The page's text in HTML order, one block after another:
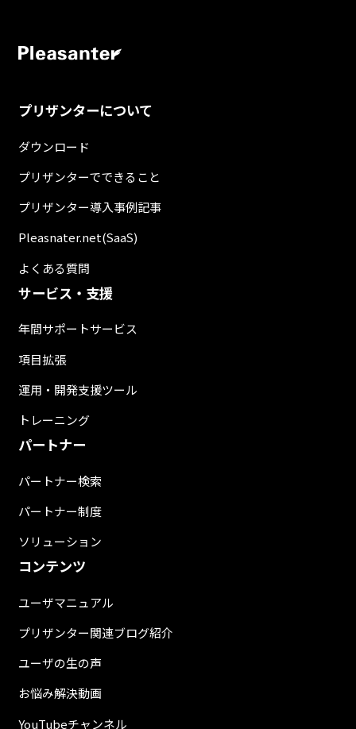
プリザンターについて
ダウンロード
プリザンターでできること
プリザンター導入事例記事
Pleasnater.net(SaaS)
よくある質問
サービス・支援
年間サポートサービス
項目拡張
運用・開発支援ツール
トレーニング
パートナー
パートナー検索
パートナー制度
ソリューション
コンテンツ
ユーザマニュアル
プリザンター関連ブログ紹介
ユーザの生の声
お悩み解決動画
YouTubeチャンネル